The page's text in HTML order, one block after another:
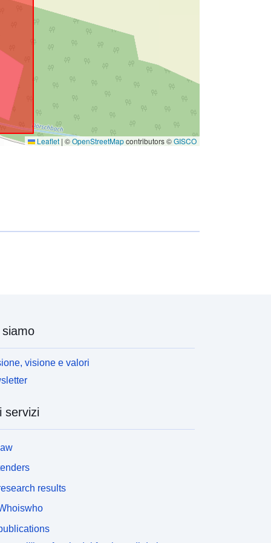
Leaflet | ©OpenStreetMapcontributors ©GISCO
siamo
visione e valori
servizi
results